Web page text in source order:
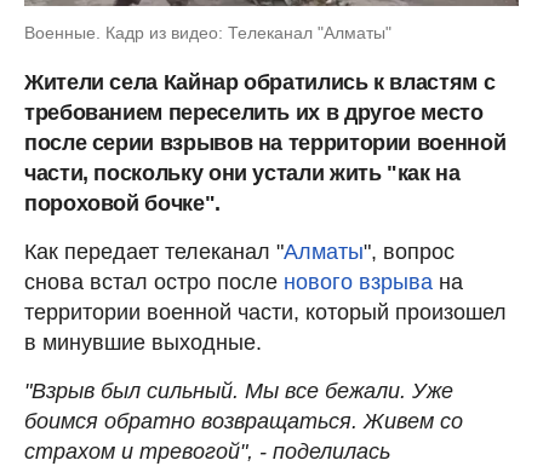
Военные. Кадр из видео: Телеканал "Алматы"
Жители села Кайнар обратились к властям с
требованием переселить их в другое место
после серии взрывов на территории военной
части, поскольку они устали жить "как на
пороховой бочке".
Как передает телеканал "Алматы", вопрос
снова встал остро после нового взрыва на
территории военной части, который произошел
в минувшие выходные.
"Взрыв был сильный. Мы все бежали. Уже
боимся обратно возвращаться. Живем со
страхом и тревогой", - поделилась